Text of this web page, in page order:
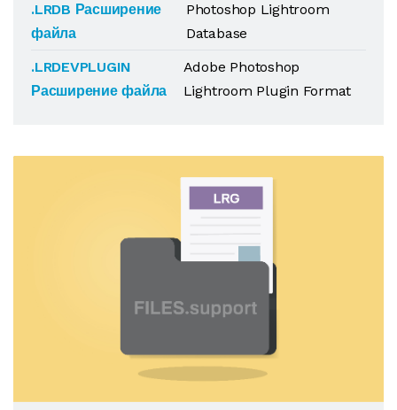
.LRDB Расширение
файла
Photoshop Lightroom
Database
.LRDEVPLUGIN
Расширение файла
Adobe Photoshop
Lightroom Plugin Format